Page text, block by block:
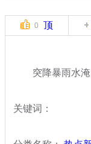
0 顶
突降暴雨水淹
关键词：